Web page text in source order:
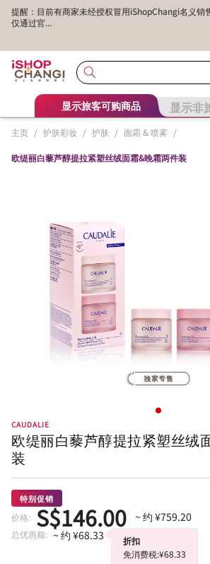
提醒：目前有商家未经授权冒用iShopChangi名义销
仅通过官...
显示旅客可购商品 显示非
主页 / 护肤彩妆 / 护肤 / 面霜 & 喷雾 /
欧缇丽白藜芦醇提拉紧塑丝绒面霜&晚霜两件装
CAUDALIE
欧缇丽白藜芦醇提拉紧塑丝绒
装
特别促销
价格: S$146.00 ~ 约 ¥759.20
总优惠额: ~ 约 ¥68.33
折扣
免消费税:¥68.33